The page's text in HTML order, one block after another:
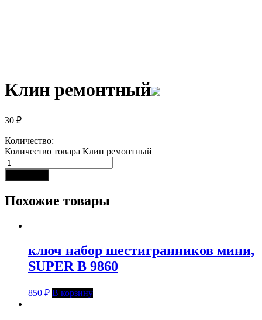
Клин ремонтный
30 ₽
Количество:
Количество товара Клин ремонтный
Похожие товары
ключ набор шестигранников мини,
SUPER B 9860
850 ₽ В корзину